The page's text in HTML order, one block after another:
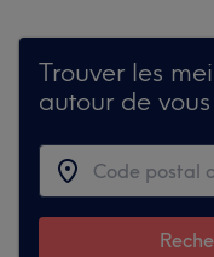
Trouver les
autour de vous